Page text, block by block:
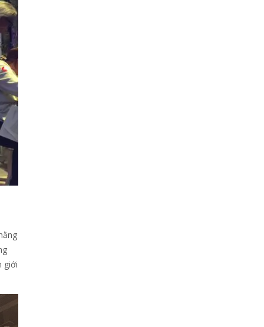
giới